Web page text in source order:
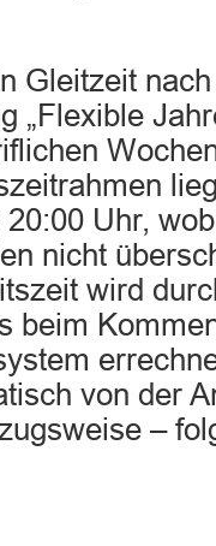
Gleitzeit
„Flexible
Uhr,
nicht
wird
beim
von der
–